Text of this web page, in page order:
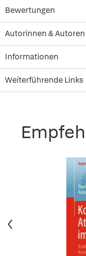
Bewertungen
Autorinnen & Autoren
Informationen
Weiterführende Links